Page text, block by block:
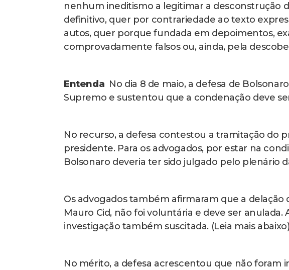
nenhum ineditismo a legitimar a desconstrução
definitivo, quer por contrariedade ao texto
autos, quer porque fundada em depoimentos,
comprovadamente falsos ou, ainda, pela
Entenda No dia 8 de maio, a defesa de
Supremo e sustentou que a condenação deve
No recurso, a defesa contestou a tramitação do
presidente. Para os advogados, por estar na
Bolsonaro deveria ter sido julgado pelo plenário
Os advogados também afirmaram que a
Mauro Cid, não foi voluntária e deve ser anulada.
investigação também suscitada. (Leia mais abaixo)
No mérito, a defesa acrescentou que não foram